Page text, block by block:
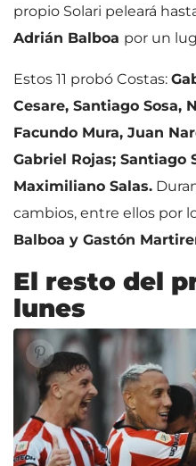
propio Solari peleará
Adrián Balboa por un
Estos 11 probó Costas:
Cesare, Santiago Sosa,
Facundo Mura, Juan
Gabriel Rojas; Santiago
Maximiliano Salas.
cambios, entre ellos por
Balboa y Gastón
El resto del
lunes